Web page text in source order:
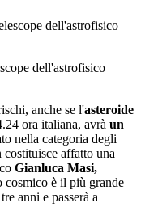
dell'astrofisico
anche se l'asteroide
ora italiana, avrà un
nella categoria degli
affatto una
Gianluca Masi,
cosmico è il più grande
anni e passerà a